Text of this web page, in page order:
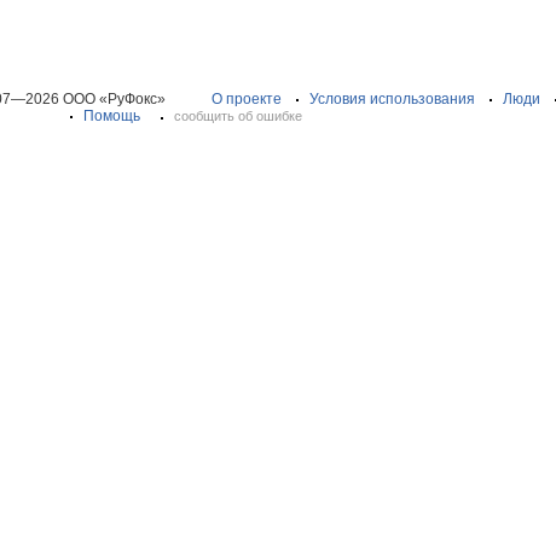
ООО «РуФокс» О проекте Условия использования Люди
Помощь
сообщить об ошибке